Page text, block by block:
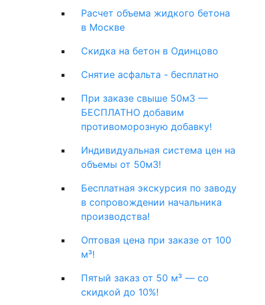
Расчет объема жидкого бетона
в Москве
Скидка на бетон в Одинцово
Снятие асфальта - бесплатно
При заказе свыше 50м3 —
БЕСПЛАТНО добавим
противоморозную добавку!
Индивидуальная система цен на
объемы от 50м3!
Бесплатная экскурсия по заводу
в сопровождении начальника
производства!
Оптовая цена при заказе от 100
м³!
Пятый заказ от 50 м³ — со
скидкой до 10%!